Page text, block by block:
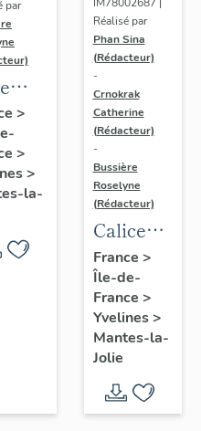
par
>
>
>
la-
Réalisé par
Phan Sina
(Rédacteur)
-
Crnokrak
Catherine
(Rédacteur)
-
Bussière
Roselyne
(Rédacteur)
Calice
n°2 et sa
patène
France >
Île-de-
France >
Yvelines>
Mantes-la-
Jolie